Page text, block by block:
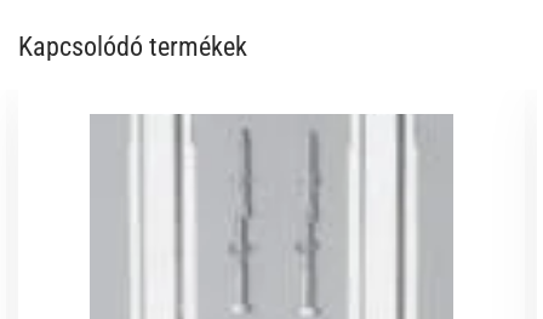
Kapcsolódó termékek